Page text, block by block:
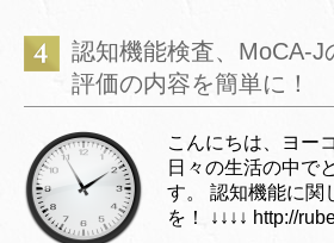
認知機能検査、MoCA-J
評価の内容を簡単に！
こんにちは、ヨー
日々の生活の中で
す。 認知機能に関
を！ ↓↓↓↓ http://